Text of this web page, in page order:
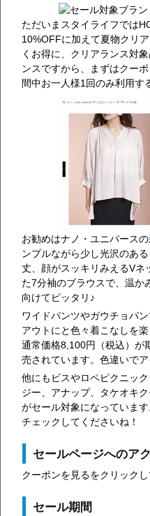
ただいまスタイライフでは
10%OFFに加えて夏物クリ
くお得に、クリアランス対
ンスですから、まずはクー
間中お一人様1回のみ利用す
お勧めはナノ・ユニバース
ンプルながら少し光沢のあ
丈、顔がスッキリみえるVネ
た7分袖のブラウスで、温か
向けてピッタリ♪
ワイドパンツやガウチョパ
アウトにと色々着こなしを
通常価格8,100円（税込）が
売されています。色違いでア
他にもビスやロペピクニッ
ジー、アナップ、タケオキ
がセール対象になっていま
チェックしてくださいね！
セールページへのア
クーポンを見るをクリックし
セール期間